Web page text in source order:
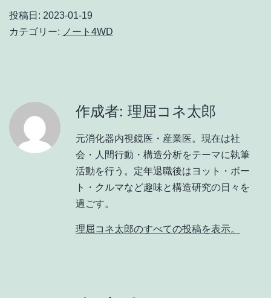
投稿日: 2023-01-19
カテゴリー: ノート4WD
作成者: 理屈コネ太郎
元消化器内視鏡医・産業医。現在は社
会・人間行動・構造分析をテーマに執筆
活動を行う。定年退職後はヨット・ボー
ト・クルマなど趣味と構造研究の日々を
過ごす。
理屈コネ太郎のすべての投稿を表示。